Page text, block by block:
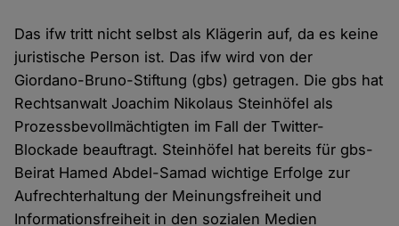
Das ifw tritt nicht selbst als Klägerin auf, da es keine
juristische Person ist. Das ifw wird von der
Giordano-Bruno-Stiftung (gbs) getragen. Die gbs hat
Rechtsanwalt Joachim Nikolaus Steinhöfel als
Prozessbevollmächtigten im Fall der Twitter-
Blockade beauftragt. Steinhöfel hat bereits für gbs-
Beirat Hamed Abdel-Samad wichtige Erfolge zur
Aufrechterhaltung der Meinungsfreiheit und
Informationsfreiheit in den sozialen Medien